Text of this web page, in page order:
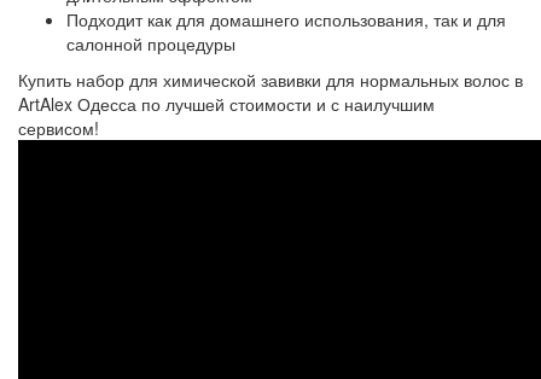
Подходит как для домашнего использования, так и для
салонной процедуры
Купить набор для химической завивки для нормальных волос в
ArtAlex Одесса по лучшей стоимости и с наилучшим
сервисом!